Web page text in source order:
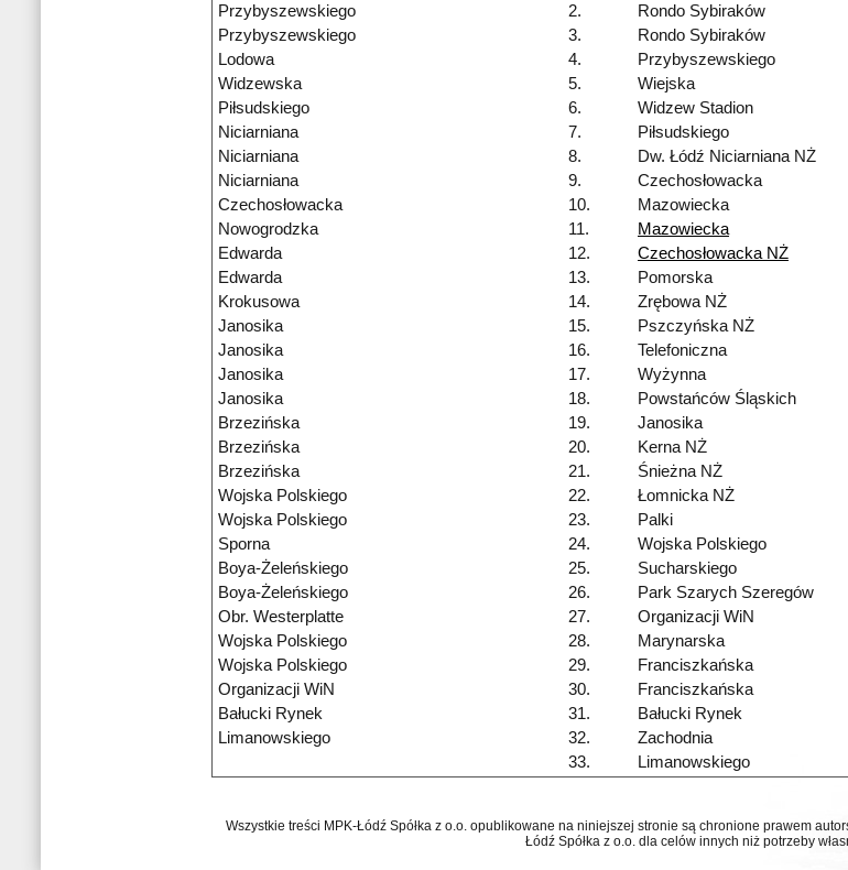
Przybyszewskiego
2.
Rondo Sybiraków
Przybyszewskiego
3.
Rondo Sybiraków
Lodowa
4.
Przybyszewskiego
Widzewska
5.
Wiejska
Piłsudskiego
6.
Widzew Stadion
Niciarniana
7.
Piłsudskiego
Niciarniana
8.
Dw. Łódź Niciarniana NŻ
Niciarniana
9.
Czechosłowacka
Czechosłowacka
10.
Mazowiecka
Nowogrodzka
11.
Mazowiecka
Edwarda
12. Czechosłowacka NŻ
Edwarda
13.
Pomorska
Krokusowa
14.
Zrębowa NŻ
Janosika
15.
Pszczyńska NŻ
Janosika
16.
Telefoniczna
Janosika
17.
Wyżynna
Janosika
18.
Powstańców Śląskich
Brzezińska
19.
Janosika
Brzezińska
20.
Kerna NŻ
Brzezińska
21.
Śnieżna NŻ
Wojska Polskiego
22.
Łomnicka NŻ
Wojska Polskiego
23.
Palki
Sporna
24.
Wojska Polskiego
Boya-Żeleńskiego
25.
Sucharskiego
Boya-Żeleńskiego
26.
Park Szarych Szeregów
Obr. Westerplatte
27.
Organizacji WiN
Wojska Polskiego
28.
Marynarska
Wojska Polskiego
29.
Franciszkańska
Organizacji WiN
30.
Franciszkańska
Bałucki Rynek
31.
Bałucki Rynek
Limanowskiego
32.
Zachodnia
33.
Limanowskiego
Wszystkie treści MPK-Łódź Spółka z o.o. opublikowane na niniejszej stronie są chronione prawem
Łódź Spółka z o.o. dla celów innych niż potrzeby